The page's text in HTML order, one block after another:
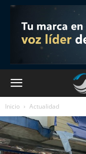
Inicio Actualidad